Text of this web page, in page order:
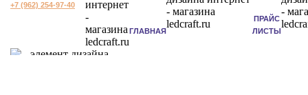
+7 (962) 254-97-40
ГЛАВНАЯ
ПРАЙС
ЛИСТЫ